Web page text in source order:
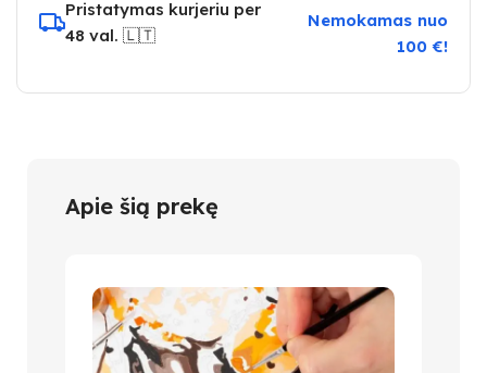
Pristatymas kurjeriu per
48 val. 🇱🇹
Nemokamas nuo
100 €!
Apie šią prekę